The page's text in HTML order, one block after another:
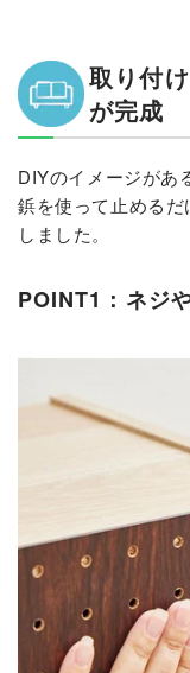
取り付
が完成
DIYのイメージがあ
鋲を使って止める
しました。
POINT1：ネジ